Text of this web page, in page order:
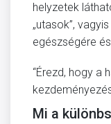
helyzetek
„utasok”,
egészségére
“Érezd, hogy a
Mi a